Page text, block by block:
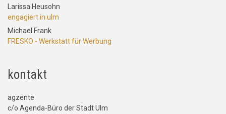
Larissa Heusohn
engagiert in ulm
Michael Frank
FRESKO - Werkstatt für Werbung
kontakt
agzente
c/o Agenda-Büro der Stadt Ulm